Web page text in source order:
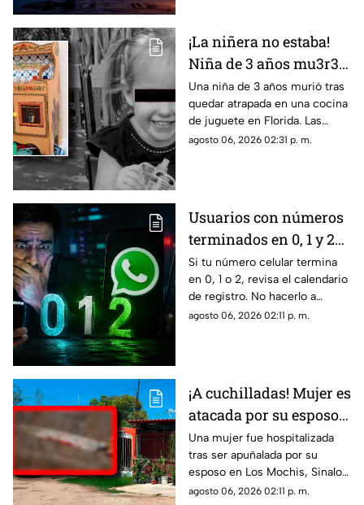
¡La niñera no estaba!
Niña de 3 años mu3r3
tras quedar atrapada
en una cocina de
juguete
Una niña de 3 años murió tras
quedar atrapada en una cocina
de juguete en Florida. Las
autoridades investigan el caso
agosto 06, 2026 02:31 p. m.
Usuarios con números
terminados en 0, 1 y 2
podrían quedarse sin
línea este mes; conoce
cómo evitarlo
Si tu número celular termina
en 0, 1 o 2, revisa el calendario
de registro. No hacerlo a
tiempo podría provocar la
agosto 06, 2026 02:11 p. m.
¡A cuchilladas! Mujer es
atacada por su esposo
en Sinaloa; esto pasó
Una mujer fue hospitalizada
tras ser apuñalada por su
esposo en Los Mochis, Sinaloa.
La Fiscalía investiga el caso
agosto 06, 2026 02:11 p. m.